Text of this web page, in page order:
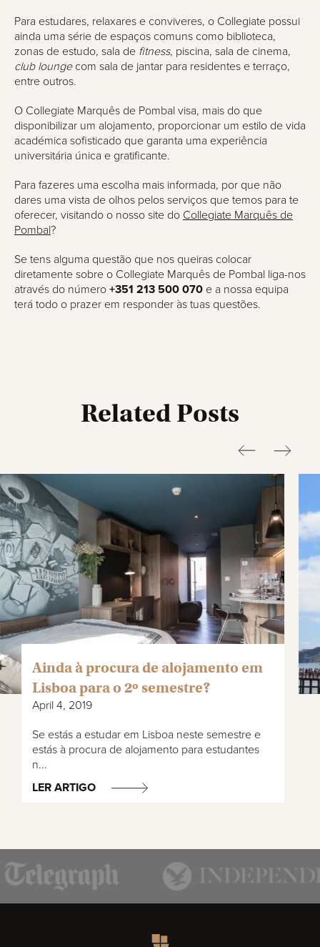
Para estudares, relaxares e conviveres, o Collegiate possui
ainda uma série de espaços comuns como biblioteca,
zonas de estudo, sala de fitness, piscina, sala de cinema,
club loungecom sala de jantar para residentes e terraço,
entre outros.
O Collegiate Marquês de Pombal visa, mais do que
disponibilizar um alojamento, proporcionar um estilo de vida
académica sofisticado que garanta uma experiência
universitária única e gratificante.
Para fazeres uma escolha mais informada, por que não
dares uma vista de olhos pelos serviços que temos para te
oferecer, visitando o nosso site do Collegiate Marquês de
Pombal?
Se tens alguma questão que nos queiras colocar
diretamente sobre o Collegiate Marquês de Pombal liga-nos
através do número +351 213 500 070 e a nossa equipa
terá todo o prazer em responder às tuas questões.
Related Posts
Ainda à procura de alojamento em
Lisboa para o 2º semestre?
April 4, 2019
Se estás a estudar em Lisboa neste semestre e
estás à procura de alojamento para estudantes
n...
LER ARTIGO